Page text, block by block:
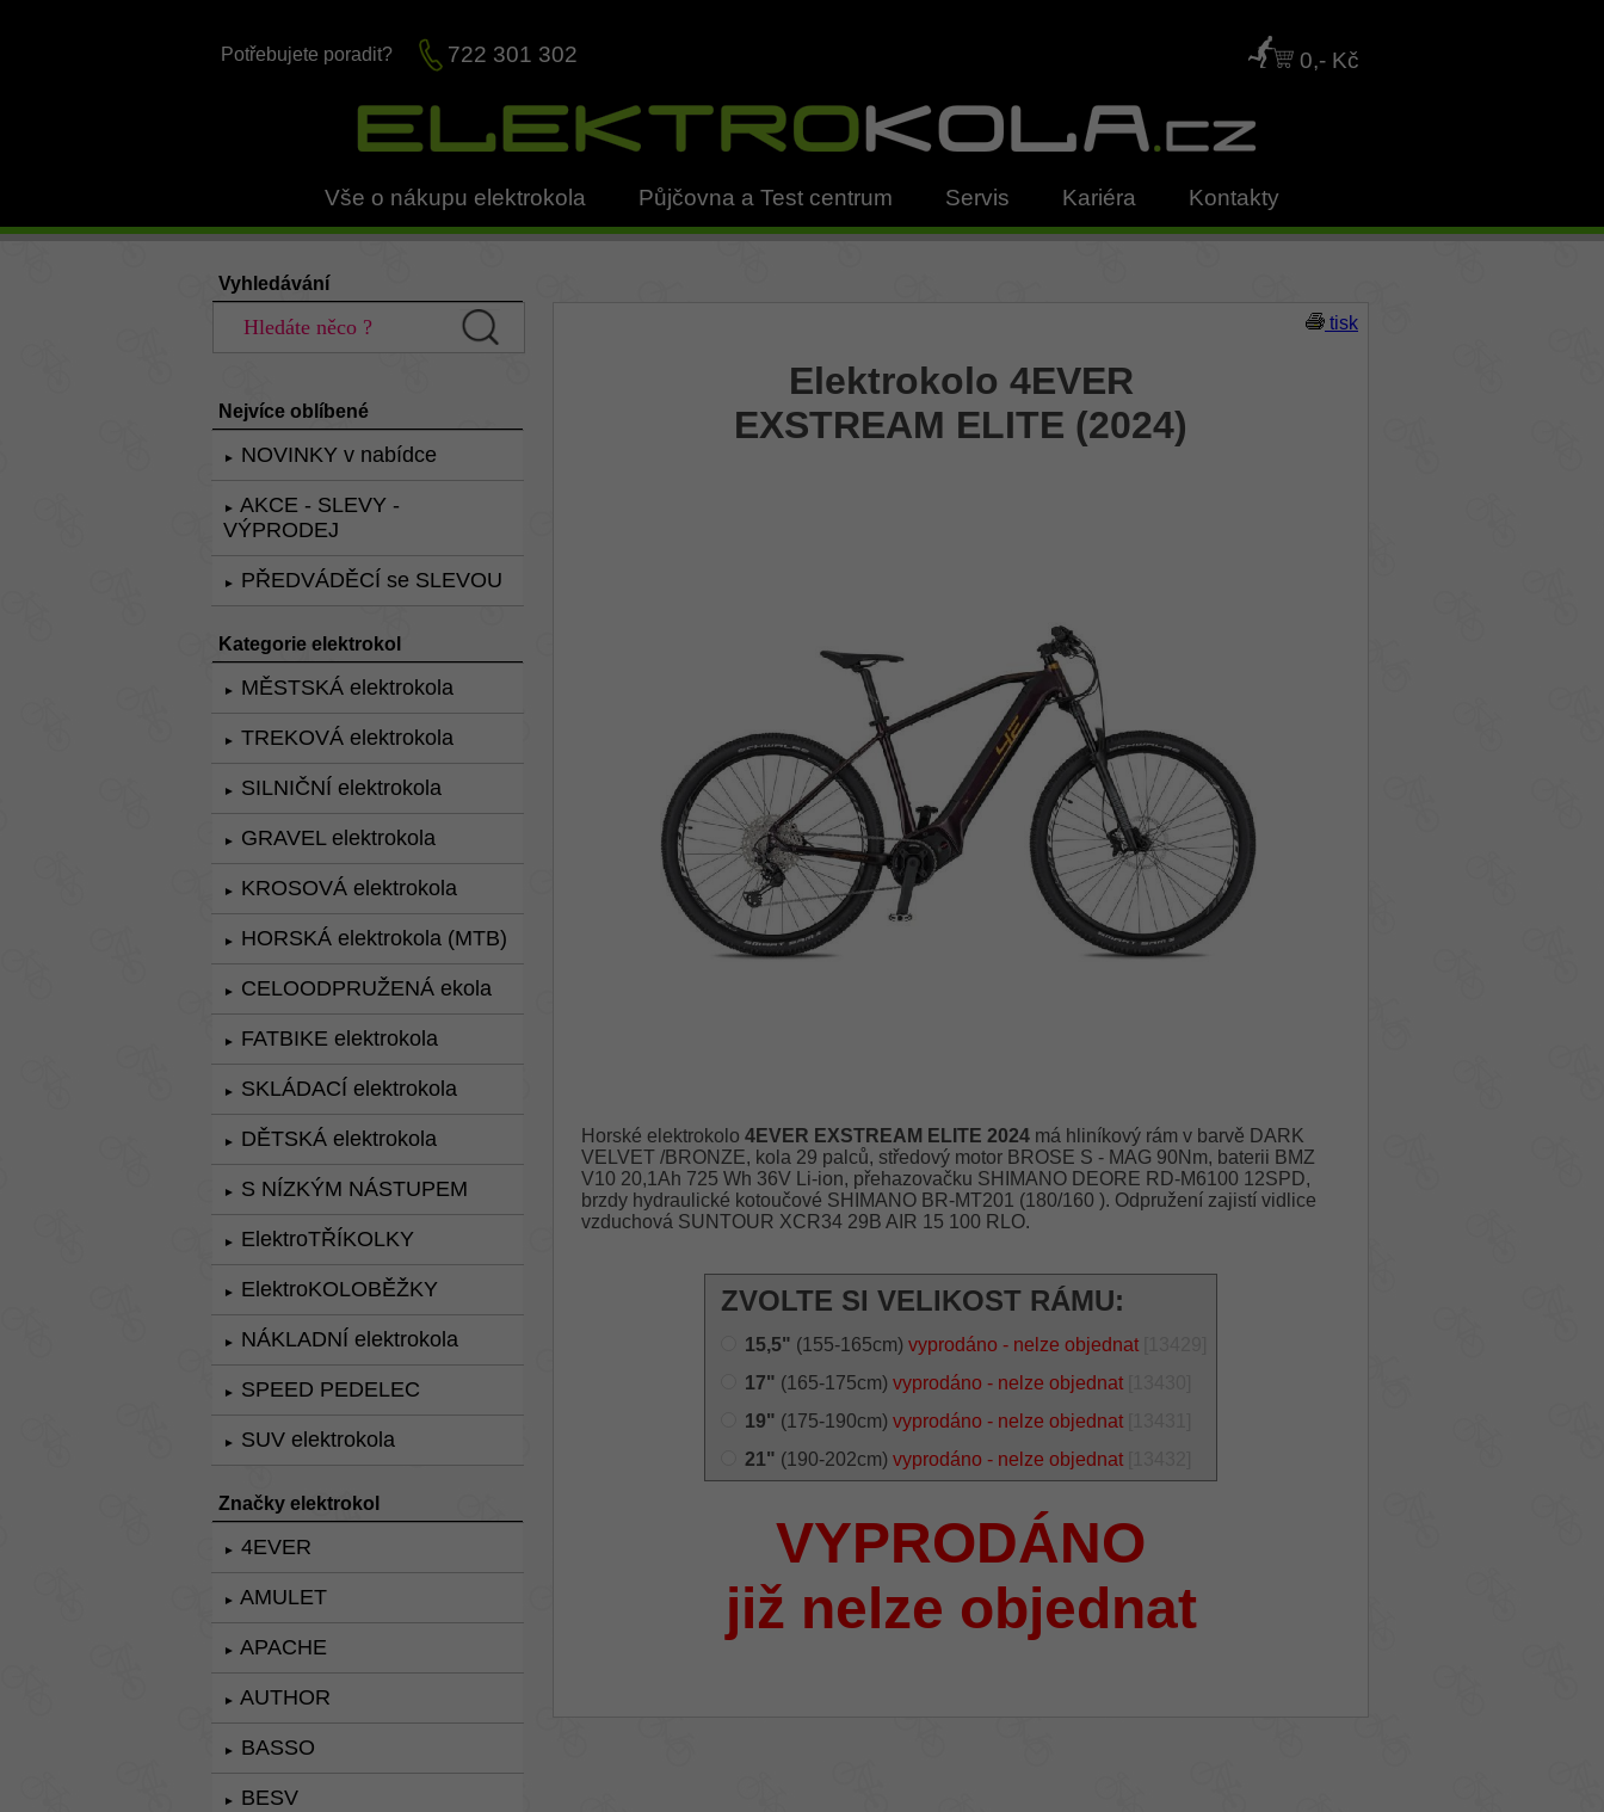
Potřebujete poradit? 722 301 302 0,- Kč
Vše o nákupu elektrokola Půjčovna a Test centrum Servis Kariéra Kontakty
Vyhledávání
Nejvíce oblíbené
► NOVINKY v nabídce
►
AKCE - SLEVY -
VÝPRODEJ
► PŘEDVÁDĚCÍ se SLEVOU
Kategorie elektrokol
► MĚSTSKÁ elektrokola
► TREKOVÁ elektrokola
► SILNIČNÍ elektrokola
► GRAVEL elektrokola
► KROSOVÁ elektrokola
► HORSKÁ elektrokola (MTB)
► CELOODPRUŽENÁ ekola
► FATBIKE elektrokola
► SKLÁDACÍ elektrokola
► DĚTSKÁ elektrokola
► S NÍZKÝM NÁSTUPEM
► ElektroTŘÍKOLKY
► ElektroKOLOBĚŽKY
► NÁKLADNÍ elektrokola
► SPEED PEDELEC
► SUV elektrokola
Značky elektrokol
► 4EVER
► AMULET
► APACHE
► AUTHOR
► BASSO
► BESV
tisk
Elektrokolo 4EVER
EXSTREAM ELITE (2024)
Horské elektrokolo 4EVER EXSTREAM ELITE 2024má hliníkový rám v barvě DARK
VELVET /BRONZE, kola 29 palců, středový motor BROSE S - MAG 90Nm, baterii BMZ
V10 20,1Ah 725 Wh 36V Li-ion, přehazovačku SHIMANO DEORE RD-M6100 12SPD,
brzdy hydraulické kotoučové SHIMANO BR-MT201 (180/160 ). Odpružení zajistí vidlice
vzduchová SUNTOUR XCR34 29B AIR 15 100 RLO.
ZVOLTE SI VELIKOST RÁMU:
15,5" (155-165cm) vyprodáno - nelze objednat
17" (165-175cm) vyprodáno - nelze objednat
19" (175-190cm) vyprodáno - nelze objednat
21" (190-202cm) vyprodáno - nelze objednat
VYPRODÁNO
již nelze objednat